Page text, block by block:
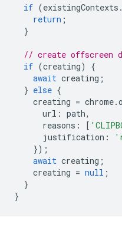
if (existingContexts .
return ;
}
// create offscreen
if (creating)
{
await creating ;
} else {
creating = chrome.
url : path,
reasons : [
justification :
});
await creating ;
creating = null ;
}
}